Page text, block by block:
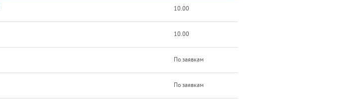
10.00
10.00
По заявкам
По заявкам